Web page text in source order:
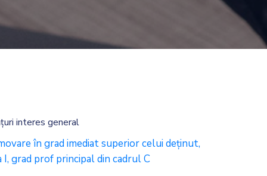
interes general
în grad imediat superior celui deținut,
grad prof principal din cadrul C